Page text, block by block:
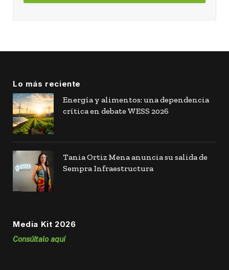
Lo más reciente
Energía y alimentos: una dependencia
crítica en debate WESS 2026
Tania Ortiz Mena anuncia su salida de
Sempra Infraestructura
Media Kit 2026
Consúltalo aquí